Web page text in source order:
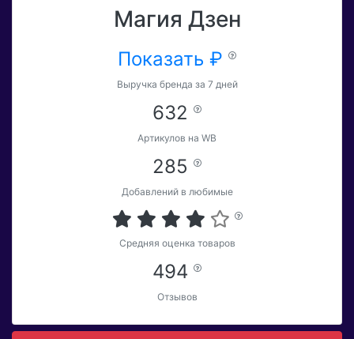
Магия Дзен
Показать ₽
Выручка бренда за 7 дней
632
Артикулов на WB
285
Добавлений в любимые
Средняя оценка товаров
494
Отзывов